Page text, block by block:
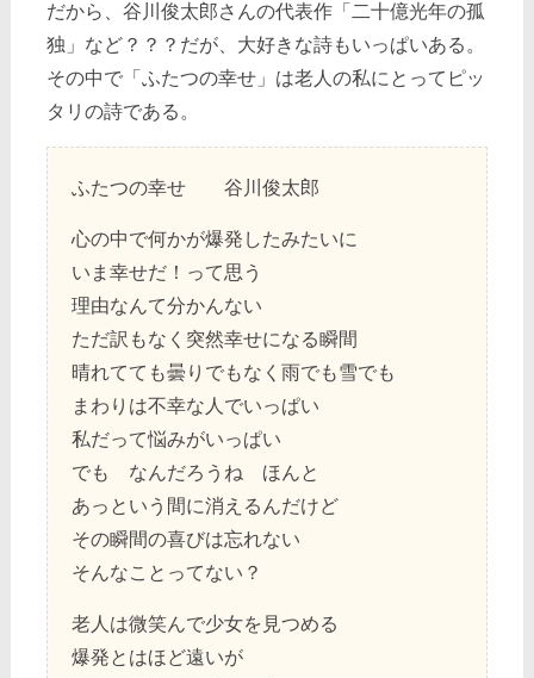
だから、谷川俊太郎さんの代表作「二十億光年の孤
独」など？？？だが、大好きな詩もいっぱいある。
その中で「ふたつの幸せ」は老人の私にとってピッ
タリの詩である。
ふたつの幸せ 谷川俊太郎
心の中で何かが爆発したみたいに
いま幸せだ！って思う
理由なんて分かんない
ただ訳もなく突然幸せになる瞬間
晴れてても曇りでもなく雨でも雪でも
まわりは不幸な人でいっぱい
私だって悩みがいっぱい
でも なんだろうね ほんと
あっという間に消えるんだけど
その瞬間の喜びは忘れない
そんなことってない？
老人は微笑んで少女を見つめる
爆発とはほど遠いが